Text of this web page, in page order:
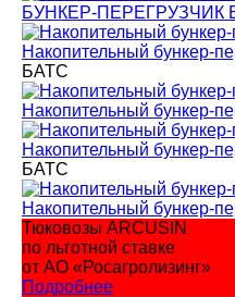
БУНКЕР-ПЕРЕГРУЗЧИК
Накопительный бункер-
БАТС
Накопительный бункер-
Накопительный бункер-
БАТС
Накопительный бункер-
Тюковозы ARCUSIN
по льготной ставке
от АО «Росагролизинг»
Подробнее